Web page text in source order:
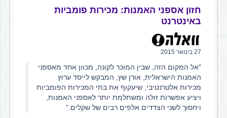
חזון אספני האמנות: מכירות פומביות
באינטרנט
27 בינואר 2015
"אל המקום הזה, שבין המוכר לקונה, מכוון אחד מאספני
האמנות הישראלית, אורן שץ, המבקש לייסד ערוץ
מכירות אלטרנטיבי, שיעקוף את בתי המכירות הפומביות
ויציע אפשרות זולה ומשתלמת יותר לאספני האמנות,
ויחסוך לשני הצדדים אלפים רבים של שקלים."